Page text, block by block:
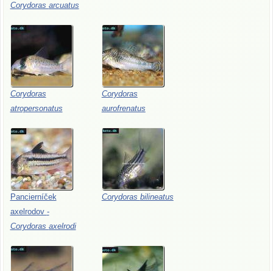
Corydoras arcuatus
Corydoras
atropersonatus
Corydoras
aurofrenatus
Pancierníček
axelrodov -
Corydoras axelrodi
Corydoras bilineatus